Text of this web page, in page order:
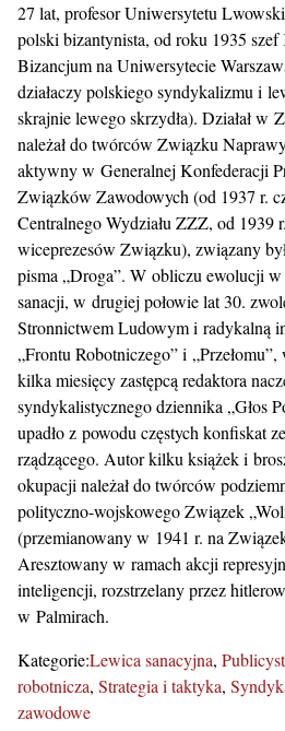
27 lat, profesor Uniwersytetu
polski bizantynista, od roku 1935
Bizancjum na Uniwersytecie
działaczy polskiego syndykalizmu i
skrajnie lewego skrzydła). Działał w
należał do twórców Związku
aktywny w Generalnej Konfederacji
Związków Zawodowych (od 1937 r.
Centralnego Wydziału ZZZ, od 1939
wiceprezesów Związku), związany
pisma „Droga”. W obliczu ewolucji
sanacji, w drugiej połowie lat 30.
Stronnictwem Ludowym i radykalną
„Frontu Robotniczego” i
kilka miesięcy zastępcą redaktora
syndykalistycznego dziennika „Głos
upadło z powodu częstych konfiskat
rządzącego. Autor kilku książek i
okupacji należał do twórców
polityczno-wojskowego Związek
(przemianowany w 1941 r. na
Aresztowany w ramach akcji
inteligencji, rozstrzelany przez
w Palmirach.
Kategorie:Lewica sanacyjna
robotnicza Strategia i taktyka
zawodowe